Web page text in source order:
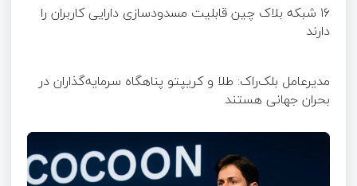
۱۶ شبکه بلاک چین قابلیت مسدودسازی دارایی کاربران را
دارند
مدیرعامل بلک‌راک: طلا و کریپتو پناهگاه سرمایه‌گذاران در
بحران جهانی هستند